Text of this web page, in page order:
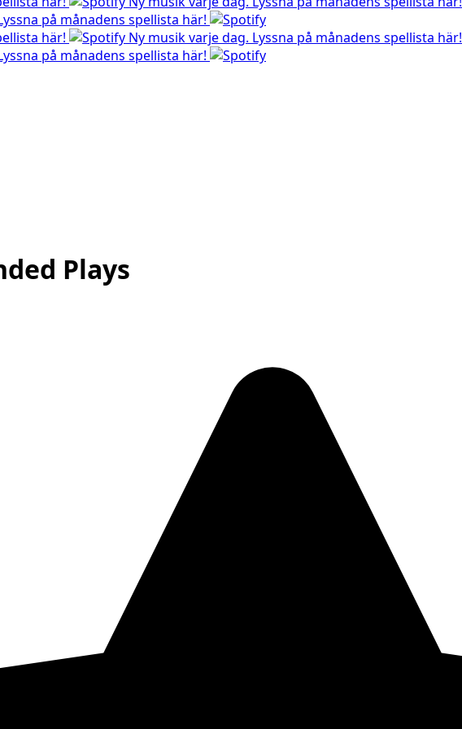
på månadens spellista här!
här!
Ny musik varje dag. Lyssna på månadens spellista här!
på månadens spellista här!
Plays